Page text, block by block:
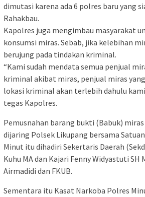
dimutasi karena ada 6 polres baru yang
Rahakbau.
Kapolres juga mengimbau masyarakat
konsumsi miras. Sebab, jika kelebihan
berujung pada tindakan kriminal.
“Kami sudah mendata semua penjual
kriminal akibat miras, penjual miras
lokasi kriminal akan terlebih dahulu
tegas Kapolres.
Pemusnahan barang bukti (Babuk)
dijaring Polsek Likupang bersama
Minut itu dihadiri Sekertaris Daerah
Kuhu MA dan Kajari Fenny Widyastuti SH
Airmadidi dan FKUB.
Sementara itu Kasat Narkoba Polres